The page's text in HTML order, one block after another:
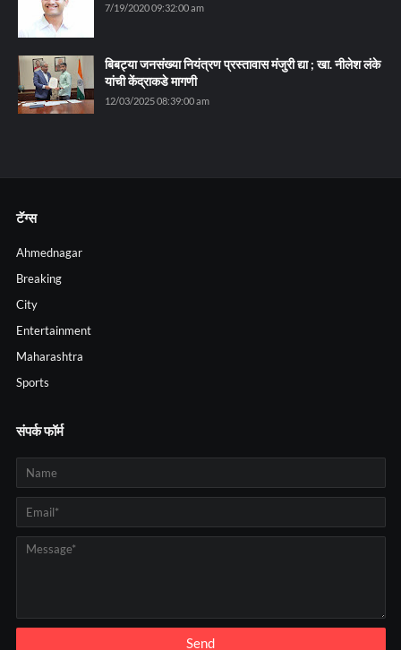
7/19/2020 09:32:00 am
बिबट्या जनसंख्या नियंत्रण प्रस्तावास मंजुरी द्या ; खा. नीलेश लंके
यांची केंद्राकडे मागणी
12/03/2025 08:39:00 am
टॅग्स
Ahmednagar
Breaking
City
Entertainment
Maharashtra
Sports
संपर्क फॉर्म